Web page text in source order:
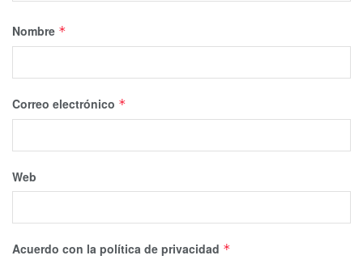
Nombre *
Correo electrónico *
Web
Acuerdo con la política de privacidad *